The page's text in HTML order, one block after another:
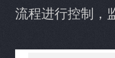
流程进行控制，